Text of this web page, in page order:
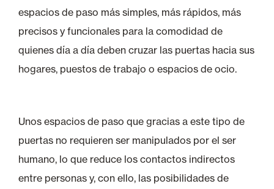
espacios de paso más simples, más rápidos, más
precisos y funcionales para la comodidad de
quienes día a día deben cruzar las puertas hacia sus
hogares, puestos de trabajo o espacios de ocio.
Unos espacios de paso que gracias a este tipo de
puertas no requieren ser manipulados por el ser
humano, lo que reduce los contactos indirectos
entre personas y, con ello, las posibilidades de